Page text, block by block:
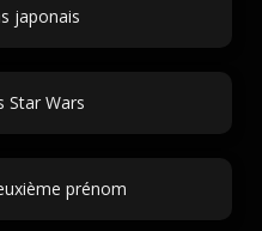
japonais
Star Wars
prénom